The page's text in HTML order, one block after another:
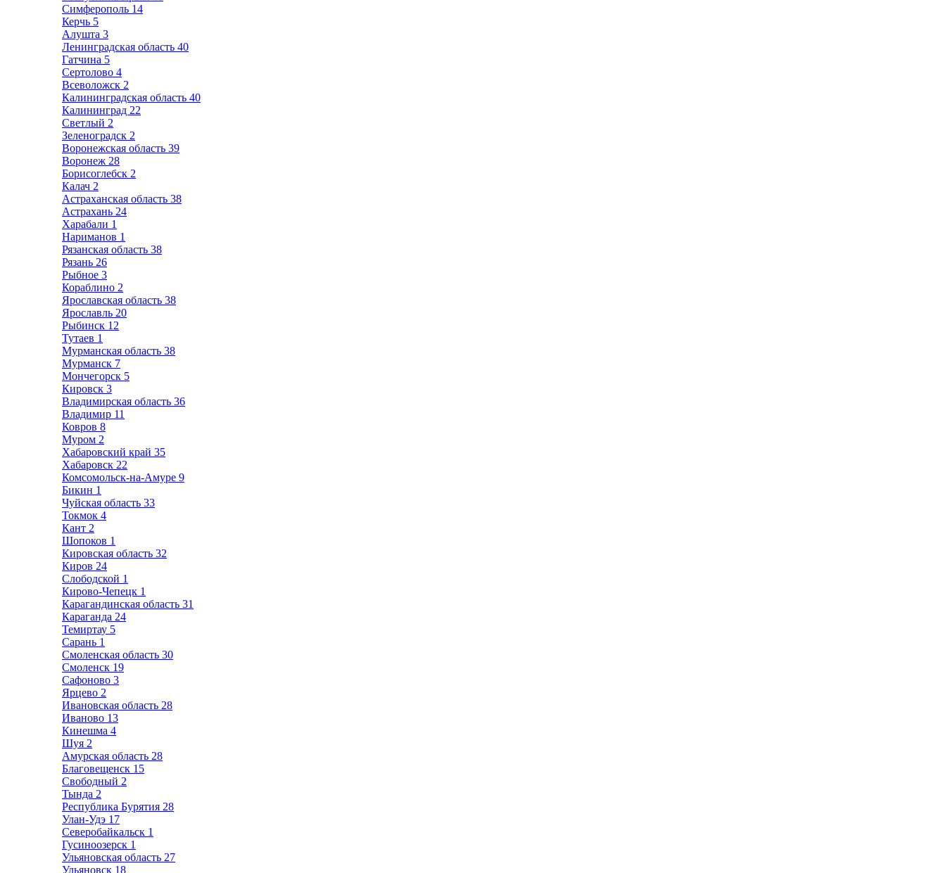
Симферополь 14
Керчь 5
Алушта 3
Ленинградская область 40
Гатчина 5
Сертолово 4
Всеволожск 2
Калининградская область 40
Калининград 22
Светлый 2
Зеленоградск 2
Воронежская область 39
Воронеж 28
Борисоглебск 2
Калач 2
Астраханская область 38
Астрахань 24
Харабали 1
Нариманов 1
Рязанская область 38
Рязань 26
Рыбное 3
Кораблино 2
Ярославская область 38
Ярославль 20
Рыбинск 12
Тутаев 1
Мурманская область 38
Мурманск 7
Мончегорск 5
Кировск 3
Владимирская область 36
Владимир 11
Ковров 8
Муром 2
Хабаровский край 35
Хабаровск 22
Комсомольск-на-Амуре 9
Бикин 1
Чуйская область 33
Токмок 4
Кант 2
Шопоков 1
Кировская область 32
Киров 24
Слободской 1
Кирово-Чепецк 1
Карагандинская область 31
Караганда 24
Темиртау 5
Сарань 1
Смоленская область 30
Смоленск 19
Сафоново 3
Ярцево 2
Ивановская область 28
Иваново 13
Кинешма 4
Шуя 2
Амурская область 28
Благовещенск 15
Свободный 2
Тында 2
Республика Бурятия 28
Улан-Удэ 17
Северобайкальск 1
Гусиноозерск 1
Ульяновская область 27
Ульяновск 18